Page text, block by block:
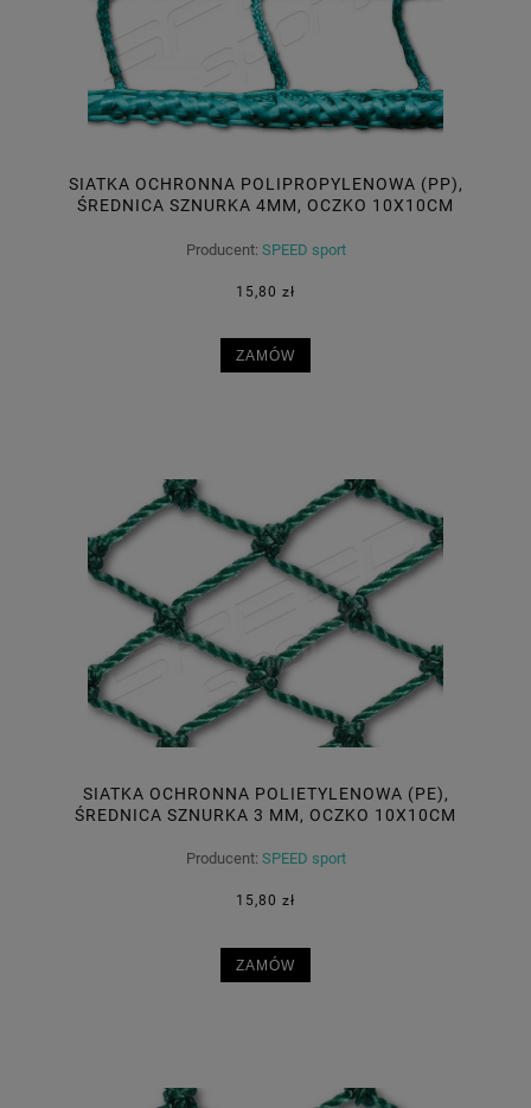
SIATKA OCHRONNA POLIPROPYLENOWA (PP),
ŚREDNICA SZNURKA 4MM, OCZKO 10X10CM
Producent: SPEED sport
15,80 zł
ZAMÓW
SIATKA OCHRONNA POLIETYLENOWA (PE),
ŚREDNICA SZNURKA 3 MM, OCZKO 10X10CM
Producent: SPEED sport
15,80 zł
ZAMÓW